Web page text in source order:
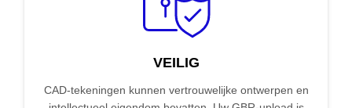
VEILIG
CAD-tekeningen kunnen vertrouwelijke ontwerpen en